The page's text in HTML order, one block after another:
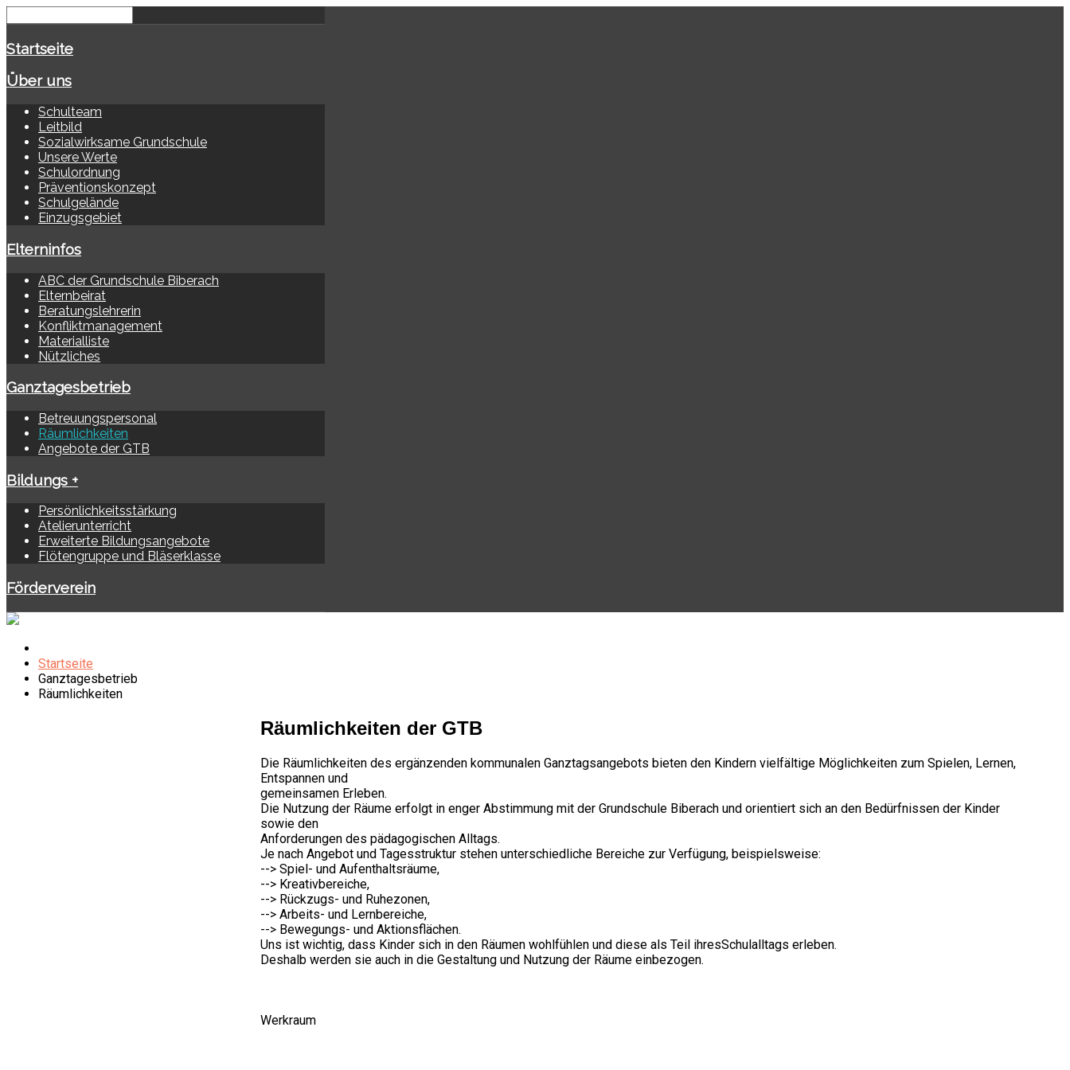
Startseite
Über uns
Schulteam
Leitbild
Sozialwirksame Grundschule
Unsere Werte
Schulordnung
Präventionskonzept
Schulgelände
Einzugsgebiet
Elterninfos
ABC der Grundschule Biberach
Elternbeirat
Beratungslehrerin
Konfliktmanagement
Materialliste
Nützliches
Ganztagesbetrieb
Betreuungspersonal
Räumlichkeiten
Angebote der GTB
Bildungs +
Persönlichkeitsstärkung
Atelierunterricht
Erweiterte Bildungsangebote
Flötengruppe und Bläserklasse
Förderverein
Startseite
Ganztagesbetrieb
Räumlichkeiten
Räumlichkeiten der GTB
Die Räumlichkeiten des ergänzenden kommunalen Ganztagsangebots bieten den Kindern vielfältige Möglichkeiten zum Spielen, Lernen,
Entspannen und
gemeinsamen Erleben.
Die Nutzung der Räume erfolgt in enger Abstimmung mit der Grundschule Biberach und orientiert sich an den Bedürfnissen der Kinder
sowie den
Anforderungen des pädagogischen Alltags.
Je nach Angebot und Tagesstruktur stehen unterschiedliche Bereiche zur Verfügung, beispielsweise:
--> Spiel- und Aufenthaltsräume,
--> Kreativbereiche,
--> Rückzugs- und Ruhezonen,
--> Arbeits- und Lernbereiche,
--> Bewegungs- und Aktionsflächen.
Uns ist wichtig, dass Kinder sich in den Räumen wohlfühlen und diese als Teil ihresSchulalltags erleben.
Deshalb werden sie auch in die Gestaltung und Nutzung der Räume einbezogen.
Werkraum